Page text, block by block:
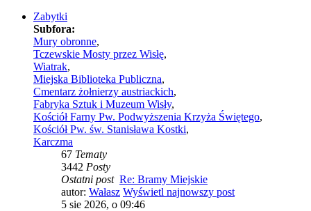
Zabytki
Subfora:
Mury obronne,
Tczewskie Mosty przez Wisłę,
Wiatrak,
Miejska Biblioteka Publiczna,
Cmentarz żołnierzy austriackich,
Fabryka Sztuk i Muzeum Wisły,
Kościół Farny Pw. Podwyższenia Krzyża Świętego,
Kościół Pw. św. Stanisława Kostki,
Karczma
67 Tematy
3442 Posty
Ostatni post Re: Bramy Miejskie
autor: Wałasz Wyświetl najnowszy post
5 sie 2026, o 09:46